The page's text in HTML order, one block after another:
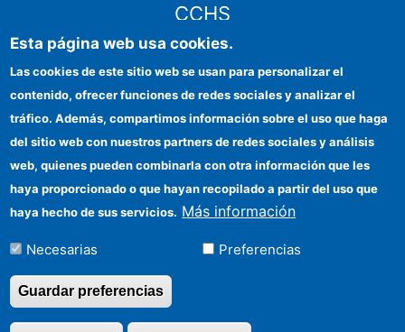
CCHS
Identidad institucional
Ayudas FEDER
Organismos financiadores
Contacto
Cómo llegar
Esta página web usa cookies.
Las cookies de este sitio web se usan para personalizar el
contenido, ofrecer funciones de redes sociales y analizar el
tráfico. Además, compartimos información sobre el uso que haga
del sitio web con nuestros partners de redes sociales y análisis
web, quienes pueden combinarla con otra información que les
haya proporcionado o que hayan recopilado a partir del uso que
haya hecho de sus servicios. Más información
Necesarias Preferencias
Guardar preferencias